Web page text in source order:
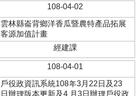
108-04-02
雲林縣崙背鄉洋香瓜暨農特產品拓展
客源加值計畫
經建課
108-04-01
戶役政資訊系統108年3月22日及23
日辦理版本更新及4 月3日辦理戶役政